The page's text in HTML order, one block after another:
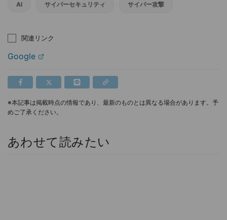
AI サイバーセキュリティ サイバー攻撃
関連リンク
Google
※本記事は掲載時点の情報であり、最新のものとは異なる場合があります。予
めご了承ください。
あわせて読みたい